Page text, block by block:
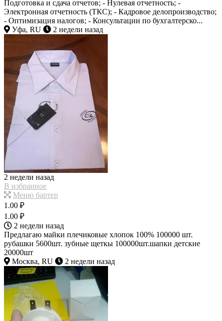
Подготовка и сдача отчетов; - Нулевая отчетность; -
Электронная отчетность (ТКС); - Кадровое делопроизводство;
- Оптимизация налогов; - Консультации по бухгалтерско...
Уфа, RU
2 недели назад
2 недели назад
В избранное
Меню бартер
1.00 ₽
1.00 ₽
2 недели назад
Предлагаю майки плечиковые хлопок 100% 100000 шт.
рубашки 5600шт. зубные щеткы 100000шт.шапки детские
20000шт
Москва, RU
2 недели назад